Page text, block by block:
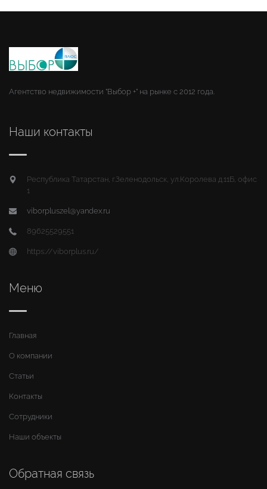
Агентство недвижимости "Выбор +" на рынке с 2012 года.
Наши контакты
Республика Татарстан, г.Зеленодольск, ул.Королева д.11Б, офис
1
viborpluszel@yandex.ru
89625529551
https://viborplus.ru/
Меню
Главная
О компании
Статьи
Контакты
Сотрудники
Наши объекты
Обратная связь